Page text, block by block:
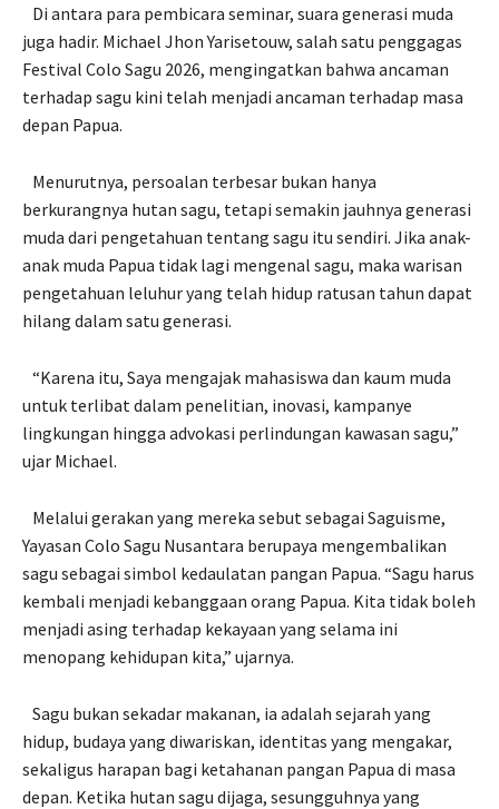
Di antara para pembicara seminar, suara generasi muda
juga hadir. Michael Jhon Yarisetouw, salah satu penggagas
Festival Colo Sagu 2026, mengingatkan bahwa ancaman
terhadap sagu kini telah menjadi ancaman terhadap masa
depan Papua.
Menurutnya, persoalan terbesar bukan hanya
berkurangnya hutan sagu, tetapi semakin jauhnya generasi
muda dari pengetahuan tentang sagu itu sendiri. Jika anak-
anak muda Papua tidak lagi mengenal sagu, maka warisan
pengetahuan leluhur yang telah hidup ratusan tahun dapat
hilang dalam satu generasi.
“Karena itu, Saya mengajak mahasiswa dan kaum muda
untuk terlibat dalam penelitian, inovasi, kampanye
lingkungan hingga advokasi perlindungan kawasan sagu,”
ujar Michael.
Melalui gerakan yang mereka sebut sebagai Saguisme,
Yayasan Colo Sagu Nusantara berupaya mengembalikan
sagu sebagai simbol kedaulatan pangan Papua. “Sagu harus
kembali menjadi kebanggaan orang Papua. Kita tidak boleh
menjadi asing terhadap kekayaan yang selama ini
menopang kehidupan kita,” ujarnya.
Sagu bukan sekadar makanan, ia adalah sejarah yang
hidup, budaya yang diwariskan, identitas yang mengakar,
sekaligus harapan bagi ketahanan pangan Papua di masa
depan. Ketika hutan sagu dijaga, sesungguhnya yang